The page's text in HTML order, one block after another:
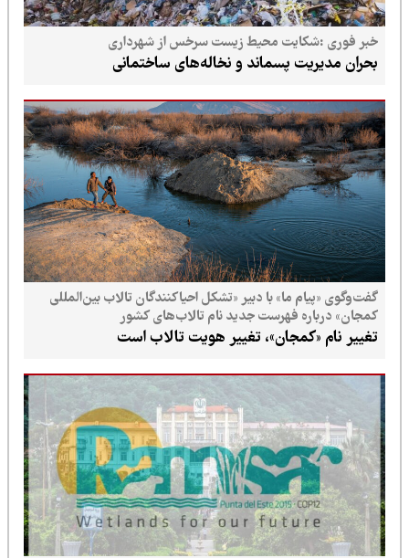
خبر فوری :شکایت محیط زیست سرخس از شهرداری
بحران مدیریت پسماند و نخاله‌های ساختمانی
گفت‌وگوی «پیام ما» با دبیر «تشکل احیاکنندگان تالاب بین‌المللی
کمجان» درباره فهرست جدید نام تالاب‌های کشور
تغییر نام «کمجان»، تغییر هویت تالاب است